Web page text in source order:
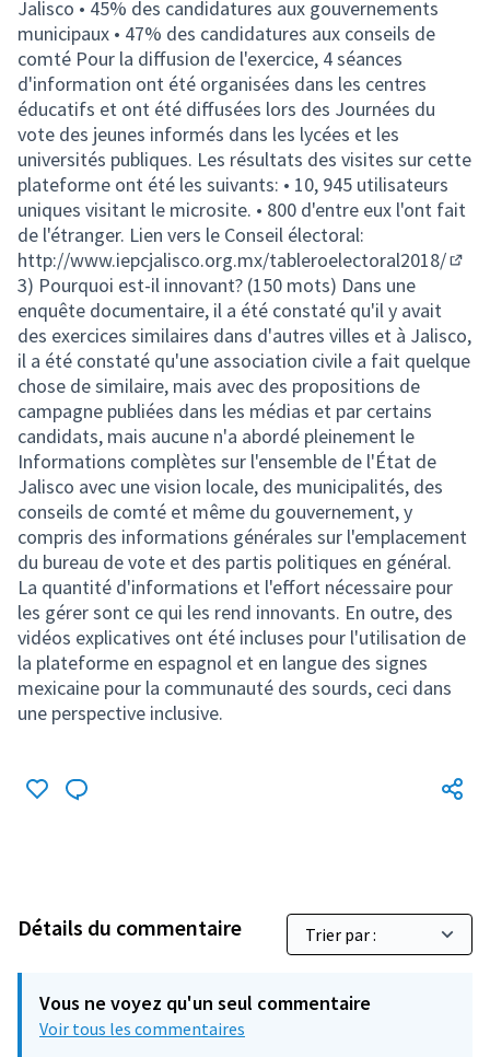
Jalisco • 45% des candidatures aux gouvernements
municipaux • 47% des candidatures aux conseils de
comté Pour la diffusion de l'exercice, 4 séances
d'information ont été organisées dans les centres
éducatifs et ont été diffusées lors des Journées du
vote des jeunes informés dans les lycées et les
universités publiques. Les résultats des visites sur cette
plateforme ont été les suivants: • 10, 945 utilisateurs
uniques visitant le microsite. • 800 d'entre eux l'ont fait
de l'étranger. Lien vers le Conseil électoral:
http://www.iepcjalisco.org.mx/tableroelectoral2018/
3) Pourquoi est-il innovant? (150 mots) Dans une
enquête documentaire, il a été constaté qu'il y avait
des exercices similaires dans d'autres villes et à Jalisco,
il a été constaté qu'une association civile a fait quelque
chose de similaire, mais avec des propositions de
campagne publiées dans les médias et par certains
candidats, mais aucune n'a abordé pleinement le
Informations complètes sur l'ensemble de l'État de
Jalisco avec une vision locale, des municipalités, des
conseils de comté et même du gouvernement, y
compris des informations générales sur l'emplacement
du bureau de vote et des partis politiques en général.
La quantité d'informations et l'effort nécessaire pour
les gérer sont ce qui les rend innovants. En outre, des
vidéos explicatives ont été incluses pour l'utilisation de
la plateforme en espagnol et en langue des signes
mexicaine pour la communauté des sourds, ceci dans
une perspective inclusive.
Détails du commentaire
Vous ne voyez qu'un seul commentaire
Voir tous les commentaires